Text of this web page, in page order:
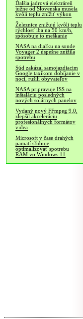
Ďalšia jadrová elektráreň
južne od Slovenska musela
kvôli teplu znížiť výkon
Železnice znižujú kvôli teplu
rýchlosť iba na 50 km/h,
spôsobuje to meškanie
NASA na diaľku na sonde
Voyager 2 úspešne znížila
spotrebu
Súd zakázal samojazdiacim
Google taxíkom dobíjanie v
noci, rušili obyvateľov
NASA pripravuje ISS na
inštaláciu posledných
nových solárnych panelov
Vydaný nový FFmpeg 9.0,
zlepšil akceleráciu
profesionálnych formátov
videa
Microsoft v čase drahých
pamätí sľubuje
optimalizovať spotrebu
RAM vo Windows 11